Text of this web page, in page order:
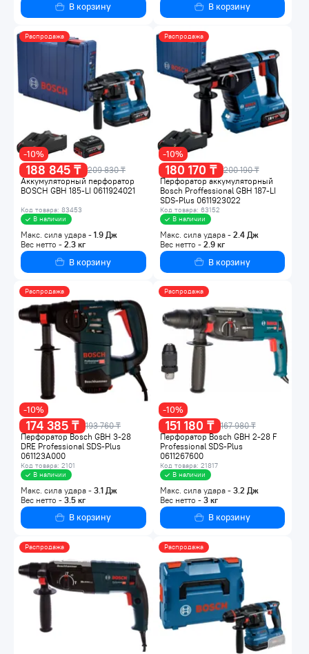
В корзину В корзину
Распродажа
188 845 ₸ 209 830 ₸
-10%
Аккумуляторный перфоратор
BOSCH GBH 185-LI 0611924021
Код товара: 83453
В наличии
Макс. сила удара - 1.9 Дж
Вес нетто - 2.3 кг
В корзину
Распродажа
180 170 ₸ 200 190 ₸
-10%
Перфоратор аккумуляторный
Bosch Proffessional GBH 187-LI
SDS-Plus 0611923022
Код товара: 63152
В наличии
Макс. сила удара - 2.4Дж
Вес нетто - 2.9кг
В корзину
Распродажа
174 385 ₸ 193 760 ₸
-10%
Перфоратор Bosch GBH 3-28
DRE Professional SDS-Plus
061123A000
Код товара: 2101
В наличии
Макс. сила удара - 3.1 Дж
Вес нетто - 3.5 кг
В корзину
Распродажа
151 180 ₸ 167 980 ₸
-10%
Перфоратор Bosch GBH 2-28 F
Professional SDS-Plus
0611267600
Код товара: 21817
В наличии
Макс. сила удара - 3.2 Дж
Вес нетто - 3кг
В корзину
Распродажа Распродажа